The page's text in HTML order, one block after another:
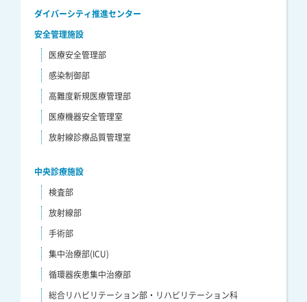
ダイバーシティ推進センター
安全管理施設
医療安全管理部
感染制御部
高難度新規医療管理部
医療機器安全管理室
放射線診療品質管理室
中央診療施設
検査部
放射線部
手術部
集中治療部(ICU)
循環器疾患集中治療部
総合リハビリテーション部・リハビリテーション科